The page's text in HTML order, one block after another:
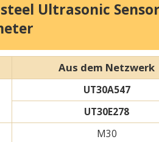
steel Ultrasonic
Aus dem Netzwerk
UT30A547
UT30E278
M30